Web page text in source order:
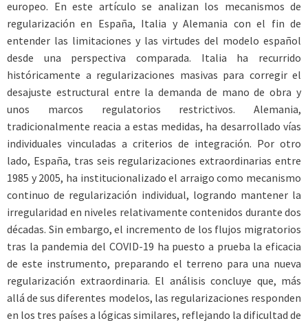
europeo. En este artículo se analizan los mecanismos de
regularización en España, Italia y Alemania con el fin de
entender las limitaciones y las virtudes del modelo español
desde una perspectiva comparada. Italia ha recurrido
históricamente a regularizaciones masivas para corregir el
desajuste estructural entre la demanda de mano de obra y
unos marcos regulatorios restrictivos. Alemania,
tradicionalmente reacia a estas medidas, ha desarrollado vías
individuales vinculadas a criterios de integración. Por otro
lado, España, tras seis regularizaciones extraordinarias entre
1985 y 2005, ha institucionalizado el arraigo como mecanismo
continuo de regularización individual, logrando mantener la
irregularidad en niveles relativamente contenidos durante dos
décadas. Sin embargo, el incremento de los flujos migratorios
tras la pandemia del COVID-19 ha puesto a prueba la eficacia
de este instrumento, preparando el terreno para una nueva
regularización extraordinaria. El análisis concluye que, más
allá de sus diferentes modelos, las regularizaciones responden
en los tres países a lógicas similares, reflejando la dificultad de